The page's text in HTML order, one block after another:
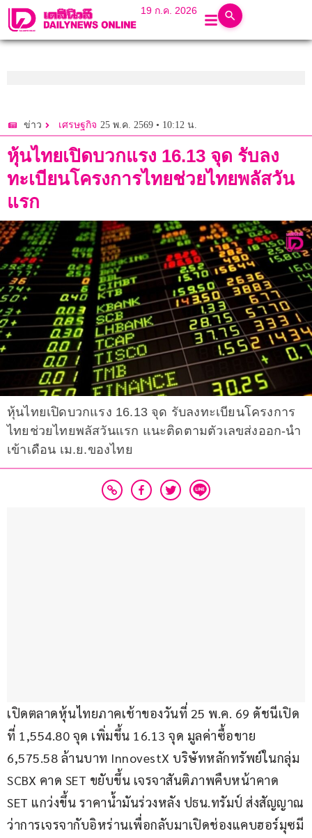
19 ก.ค. 2026
ข่าว เศรษฐกิจ 25 พ.ค. 2569 • 10:12 น.
หุ้นไทยเปิดบวกแรง 16.13 จุด รับลง
ทะเบียนโครงการไทยช่วยไทยพลัสวัน
แรก
หุ้นไทยเปิดบวกแรง 16.13 จุด รับลงทะเบียนโครงการ
ไทยช่วยไทยพลัสวันแรก แนะติดตามตัวเลขส่งออก-นำ
เข้าเดือน เม.ย.ของไทย
เปิดตลาดหุ้นไทยภาคเช้าของวันที่ 25 พ.ค. 69 ดัชนีเปิด
ที่ 1,554.80 จุด เพิ่มขึ้น 16.13 จุด มูลค่าซื้อขาย
6,575.58 ล้านบาท InnovestX บริษัทหลักทรัพย์ในกลุ่ม
SCBX คาด SET ขยับขึ้น เจรจาสันติภาพคืบหน้าคาด
SET แกว่งขึ้น ราคาน้ำมันร่วงหลัง ปธน.ทรัมป์ ส่งสัญญาณ
ว่าการเจรจากับอิหร่านเพื่อกลับมาเปิดช่องแคบฮอร์มุซมี